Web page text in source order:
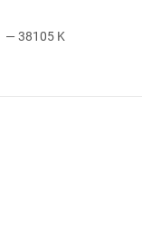
— 38105 K